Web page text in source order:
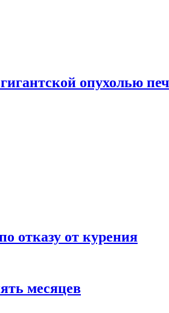
опухолью
отказу от курения
месяцев